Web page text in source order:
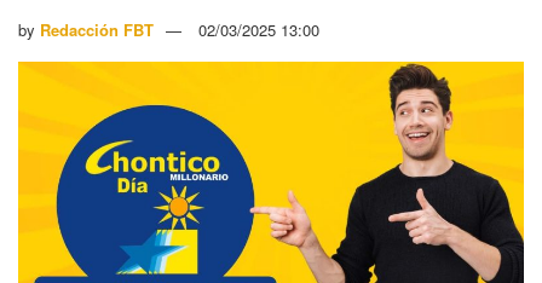
by Redacción FBT 02/03/2025 13:00